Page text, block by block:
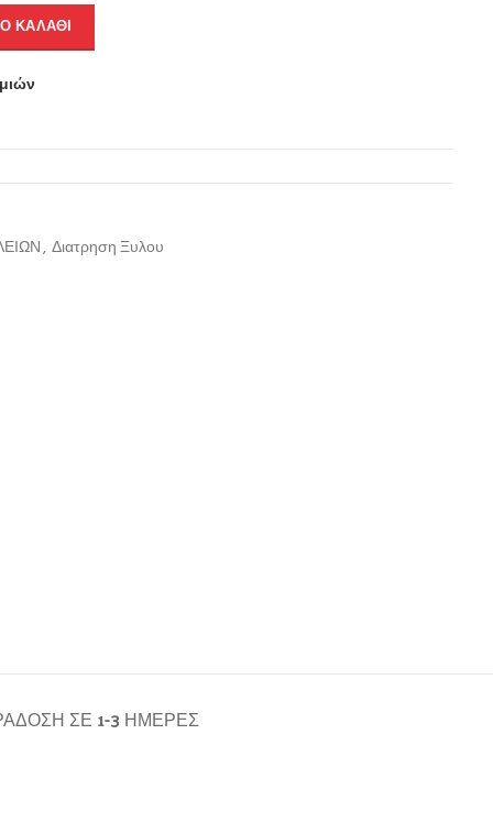
ΚΑΛΆΘΙ
, Διατρηση Ξυλου
ΣΕ 1-3 ΗΜΈΡΕΣ